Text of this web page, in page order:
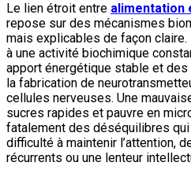
Le lien étroit entre alimentation
repose sur des mécanismes
mais explicables de façon
à une activité biochimique
apport énergétique stable et
la fabrication de
cellules nerveuses. Une
sucres rapides et pauvre en
fatalement des déséquilibres
difficulté à maintenir l’attention,
récurrents ou une lenteur